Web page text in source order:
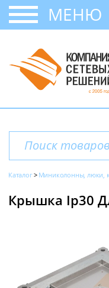
МЕНЮ
Каталог Миниколонны, люки,
Крышка Ip30